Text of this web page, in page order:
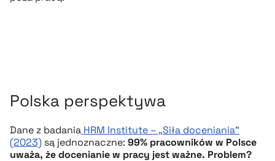
Polska perspektywa
Dane z badania HRM Institute – „Siła doceniania”
(2023) są jednoznaczne: 99% pracowników w Polsce
uważa, że docenianie w pracy jest ważne. Problem?